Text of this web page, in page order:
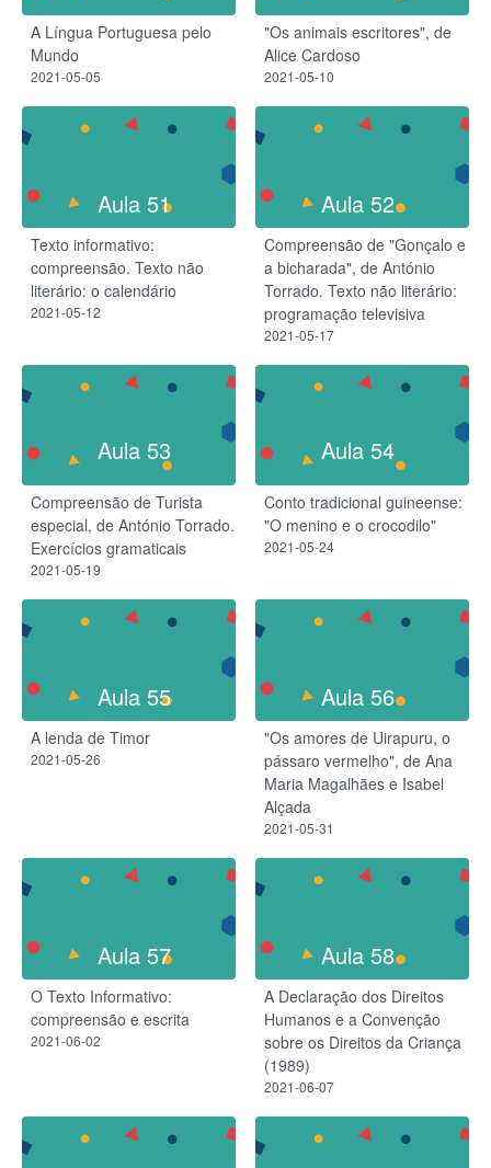
A Língua Portuguesa pelo
Mundo
2021-05-05
"Os animais escritores", de
Alice Cardoso
2021-05-10
Aula 51
Texto informativo:
compreensão. Texto não
literário: o calendário
2021-05-12
Aula 52
Compreensão de "Gonçalo e
a bicharada", de António
Torrado. Texto não literário:
programação televisiva
2021-05-17
Aula 53
Compreensão de Turista
especial, de António Torrado.
Exercícios gramaticais
2021-05-19
Aula 54
Conto tradicional guineense:
"O menino e o crocodilo"
2021-05-24
Aula 55
A lenda de Timor
2021-05-26
Aula 56
"Os amores de Uirapuru, o
pássaro vermelho", de Ana
Maria Magalhães e Isabel
Alçada
2021-05-31
Aula 57
O Texto Informativo:
compreensão e escrita
2021-06-02
Aula 58
A Declaração dos Direitos
Humanos e a Convenção
sobre os Direitos da Criança
(1989)
2021-06-07